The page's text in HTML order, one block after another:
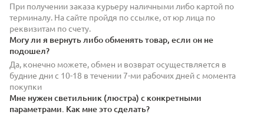
При получении заказа курьеру наличными либо картой по
терминалу. На сайте пройдя по ссылке, от юр лица по
реквизитам по счету.
Могу ли я вернуть либо обменять товар, если он не
подошел?
Да, конечно можете, обмен и возврат осуществляется в
будние дни с 10-18 в течении 7-ми рабочих дней с момента
покупки
Мне нужен светильник (люстра) с конкретными
параметрами. Как мне это сделать?